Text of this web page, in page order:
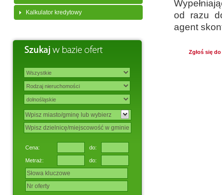
Kalkulator kredytowy
Cena: do:
Metraż: do:
od razu
agent
Zgłoś się do